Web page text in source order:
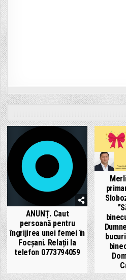
ANUNȚ. Caut
persoană pentru
îngrijirea unei femei în
Focșani. Relații la
telefon 0773794059